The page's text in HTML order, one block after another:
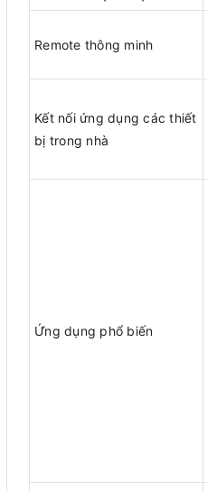
Remote thông minh
Kết nối ứng dụng các thiết
bị trong nhà
Ứng dụng phổ biến